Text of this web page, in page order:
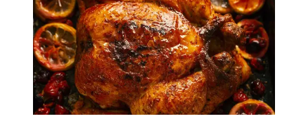
ini, kamu bisa menikmati ayam panggang yang lezat
tanpa rasa bersalah sebagai menunya. (Foto dok:
Freepik/valeria_aksakova).